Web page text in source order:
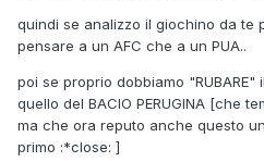
quindi se analizzo il giochino da te
pensare a un AFC che a un PUA..
poi se proprio dobbiamo
quello del BACIO PERUGINA [che
ma che ora reputo anche questo
primo :*close: ]